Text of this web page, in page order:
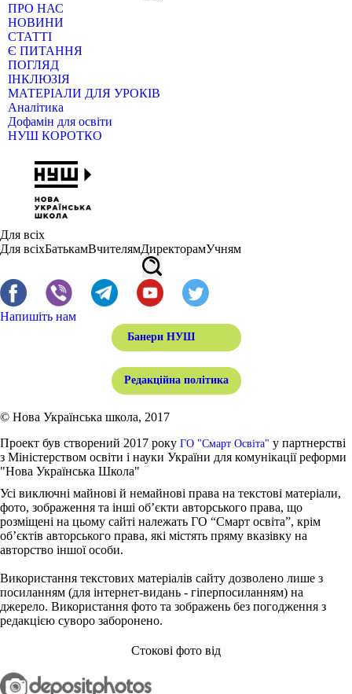
ПРО НАС
НОВИНИ
СТАТТІ
Є ПИТАННЯ
ПОГЛЯД
ІНКЛЮЗІЯ
МАТЕРІАЛИ ДЛЯ УРОКІВ
Аналітика
Дофамін для освіти
НУШ КОРОТКО
Для всіх
Для всіхБатькамВчителямДиректорамУчням
Напишіть нам
Банери НУШ
Редакційна політика
© Нова Українська школа, 2017
Проект був створений 2017 року ГО "Смарт Освіта" у партнерстві
з Міністерством освіти і науки України для комунікації реформи
"Нова Українська Школа"
Усі виключні майнові й немайнові права на текстові матеріали,
фото, зображення та інші об’єкти авторського права, що
розміщені на цьому сайті належать ГО “Смарт освіта”, крім
об’єктів авторського права, які містять пряму вказівку на
авторство іншої особи.
Використання текстових матеріалів сайту дозволено лише з
посиланням (для інтернет-видань - гіперпосиланням) на
джерело. Використання фото та зображень без погодження з
редакцією суворо заборонено.
Стокові фото від